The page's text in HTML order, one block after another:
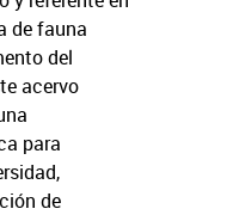
de fauna
del
acervo
para
de